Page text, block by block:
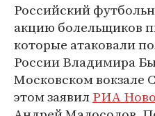
Российский
акцию болельщиков
которые атаковали
России Владимира
Московском вокзале
этом заявилРИА